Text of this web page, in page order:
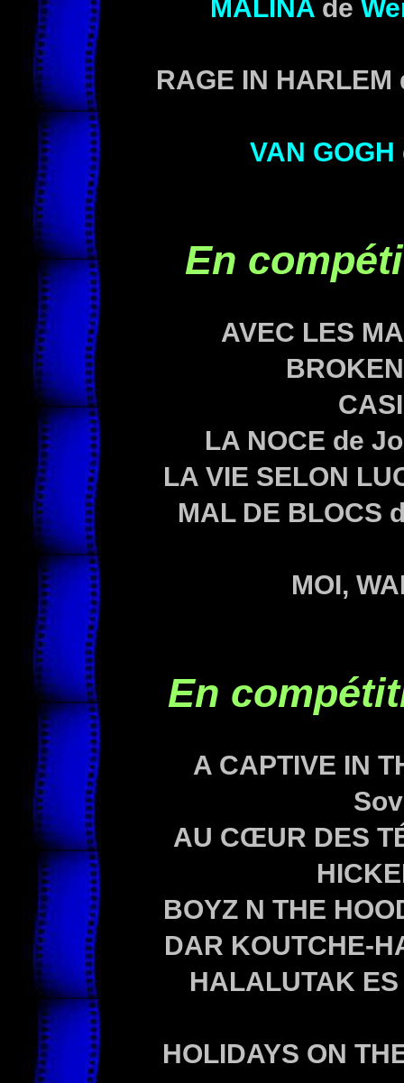
MALINAde
RAGE IN HARLEM
VAN GOGH
En
AVEC LES
LA NOCE de
LA VIE SELON
MAL DE BLOCS
MOI,
En
A CAPTIVE IN
AU CŒUR DES
BOYZ N THE
DAR KOUTCHE-
HALALUTAK
HOLIDAYS ON